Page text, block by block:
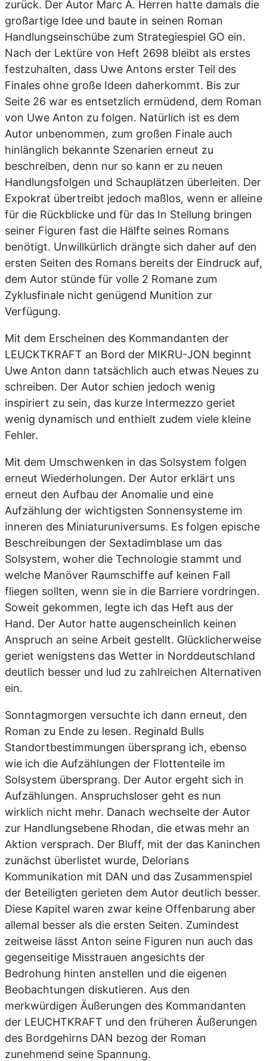
zurück. Der Autor Marc A. Herren hatte damals die
großartige Idee und baute in seinen Roman
Handlungseinschübe zum Strategiespiel GO ein.
Nach der Lektüre von Heft 2698 bleibt als erstes
festzuhalten, dass Uwe Antons erster Teil des
Finales ohne große Ideen daherkommt. Bis zur
Seite 26 war es entsetzlich ermüdend, dem Roman
von Uwe Anton zu folgen. Natürlich ist es dem
Autor unbenommen, zum großen Finale auch
hinlänglich bekannte Szenarien erneut zu
beschreiben, denn nur so kann er zu neuen
Handlungsfolgen und Schauplätzen überleiten. Der
Expokrat übertreibt jedoch maßlos, wenn er alleine
für die Rückblicke und für das In Stellung bringen
seiner Figuren fast die Hälfte seines Romans
benötigt. Unwillkürlich drängte sich daher auf den
ersten Seiten des Romans bereits der Eindruck auf,
dem Autor stünde für volle 2 Romane zum
Zyklusfinale nicht genügend Munition zur
Verfügung.
Mit dem Erscheinen des Kommandanten der
LEUCKTKRAFT an Bord der MIKRU-JON beginnt
Uwe Anton dann tatsächlich auch etwas Neues zu
schreiben. Der Autor schien jedoch wenig
inspiriert zu sein, das kurze Intermezzo geriet
wenig dynamisch und enthielt zudem viele kleine
Fehler.
Mit dem Umschwenken in das Solsystem folgen
erneut Wiederholungen. Der Autor erklärt uns
erneut den Aufbau der Anomalie und eine
Aufzählung der wichtigsten Sonnensysteme im
inneren des Miniaturuniversums. Es folgen epische
Beschreibungen der Sextadimblase um das
Solsystem, woher die Technologie stammt und
welche Manöver Raumschiffe auf keinen Fall
fliegen sollten, wenn sie in die Barriere vordringen.
Soweit gekommen, legte ich das Heft aus der
Hand. Der Autor hatte augenscheinlich keinen
Anspruch an seine Arbeit gestellt. Glücklicherweise
geriet wenigstens das Wetter in Norddeutschland
deutlich besser und lud zu zahlreichen Alternativen
ein.
Sonntagmorgen versuchte ich dann erneut, den
Roman zu Ende zu lesen. Reginald Bulls
Standortbestimmungen übersprang ich, ebenso
wie ich die Aufzählungen der Flottenteile im
Solsystem übersprang. Der Autor ergeht sich in
Aufzählungen. Anspruchsloser geht es nun
wirklich nicht mehr. Danach wechselte der Autor
zur Handlungsebene Rhodan, die etwas mehr an
Aktion versprach. Der Bluff, mit der das Kaninchen
zunächst überlistet wurde, Delorians
Kommunikation mit DAN und das Zusammenspiel
der Beteiligten gerieten dem Autor deutlich besser.
Diese Kapitel waren zwar keine Offenbarung aber
allemal besser als die ersten Seiten. Zumindest
zeitweise lässt Anton seine Figuren nun auch das
gegenseitige Misstrauen angesichts der
Bedrohung hinten anstellen und die eigenen
Beobachtungen diskutieren. Aus den
merkwürdigen Äußerungen des Kommandanten
der LEUCHTKRAFT und den früheren Äußerungen
des Bordgehirns DAN bezog der Roman
zunehmend seine Spannung.